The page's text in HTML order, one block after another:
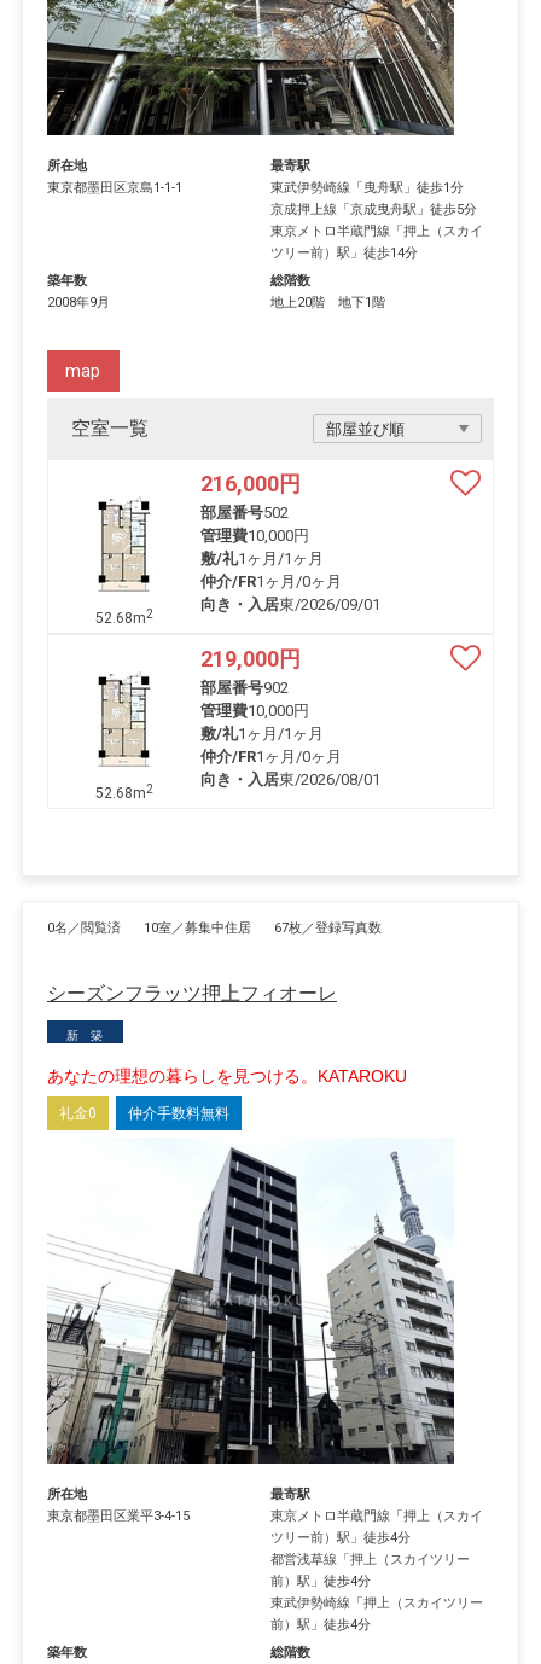
所在地
東京都墨田区京島1-1-1
最寄駅
東武伊勢崎線 「曳舟駅 」徒歩1分
京成押上線 「京成曳舟駅 」徒歩5分
東京メトロ半蔵門線 「押上（スカイ
ツリー前）駅 」徒歩14分
築年数
2008年9月
総階数
地上20階 地下1階
空室一覧
map
52.68m2
216,000円
部屋番号502
管理費10,000円
敷/礼1ヶ月 /1ヶ月
仲介/FR1ヶ月 /0ヶ月
向き・入居東/2026/09/01
52.68m2
219,000円
部屋番号902
管理費10,000円
敷/礼1ヶ月 /1ヶ月
仲介/FR1ヶ月 /0ヶ月
向き・入居東/2026/08/01
0名／閲覧済 10室／募集中住居 67枚／登録写真数
シーズンフラッツ押上フィオーレ
新 築
あなたの理想の暮らしを見つける。KATAROKU
礼金0 仲介手数料無料
所在地
東京都墨田区業平3-4-15
最寄駅
東京メトロ半蔵門線 「押上（スカイ
ツリー前）駅 」徒歩4分
都営浅草線 「押上（スカイツリー
前）駅 」徒歩4分
東武伊勢崎線 「押上（スカイツリー
前）駅 」徒歩4分
築年数
総階数